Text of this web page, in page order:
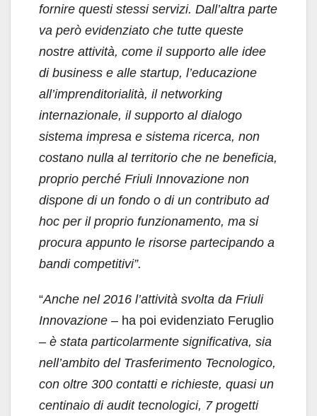
fornire questi stessi servizi. Dall’altra parte
va però evidenziato che tutte queste
nostre attività, come il supporto alle idee
di business e alle startup, l’educazione
all’imprenditorialità, il networking
internazionale, il supporto al dialogo
sistema impresa e sistema ricerca, non
costano nulla al territorio che ne beneficia,
proprio perché Friuli Innovazione non
dispone di un fondo o di un contributo ad
hoc per il proprio funzionamento, ma si
procura appunto le risorse partecipando a
bandi competitivi”.
“Anche nel 2016 l’attività svolta da Friuli
Innovazione – ha poi evidenziato Feruglio
– è stata particolarmente significativa, sia
nell’ambito del Trasferimento Tecnologico,
con oltre 300 contatti e richieste, quasi un
centinaio di audit tecnologici, 7 progetti